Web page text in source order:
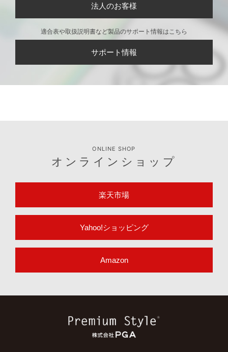
法人のお客様
適合表や取扱説明書など製品のサポート情報はこちら
サポート情報
ONLINE SHOP
オンラインショップ
楽天市場
Yahoo!ショッピング
Amazon